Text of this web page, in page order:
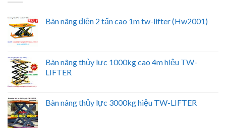
Bàn nâng điện 2 tấn cao 1m tw-lifter (Hw2001)
Bàn nâng thủy lực 1000kg cao 4m hiệu TW-
LIFTER
Bàn nâng thủy lực 3000kg hiệu TW-LIFTER